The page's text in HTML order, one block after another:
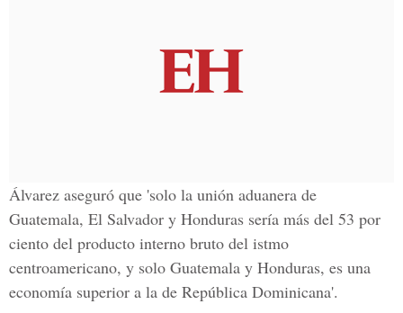
Álvarez aseguró que 'solo la unión aduanera de
Guatemala, El Salvador y Honduras sería más del 53 por
ciento del producto interno bruto del istmo
centroamericano, y solo Guatemala y Honduras, es una
economía superior a la de República Dominicana'.